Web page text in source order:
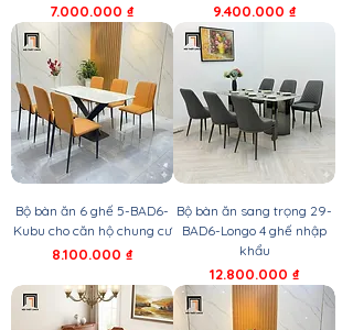
Giá
7.000.000 ₫ Giá
9.400.000 ₫
Bộ bàn ăn 6 ghế 5-BAD6-
Kubu cho căn hộ chung cư
Giá
8.100.000 ₫
Bộ bàn ăn sang trọng 29-
BAD6-Longo 4 ghế nhập
khẩu
Giá
12.800.000 ₫